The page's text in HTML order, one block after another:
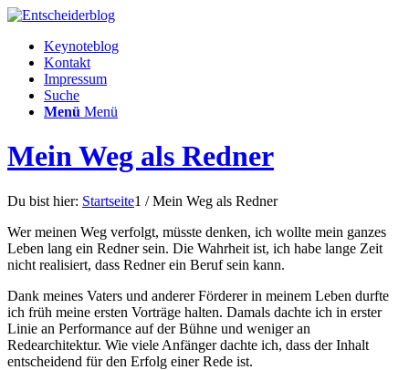
Keynoteblog
Kontakt
Impressum
Suche
Menü Menü
Mein Weg als Redner
Du bist hier: Startseite1 / Mein Weg als Redner
Wer meinen Weg verfolgt, müsste denken, ich wollte mein ganzes
Leben lang ein Redner sein. Die Wahrheit ist, ich habe lange Zeit
nicht realisiert, dass Redner ein Beruf sein kann.
Dank meines Vaters und anderer Förderer in meinem Leben durfte
ich früh meine ersten Vorträge halten. Damals dachte ich in erster
Linie an Performance auf der Bühne und weniger an
Redearchitektur. Wie viele Anfänger dachte ich, dass der Inhalt
entscheidend für den Erfolg einer Rede ist.